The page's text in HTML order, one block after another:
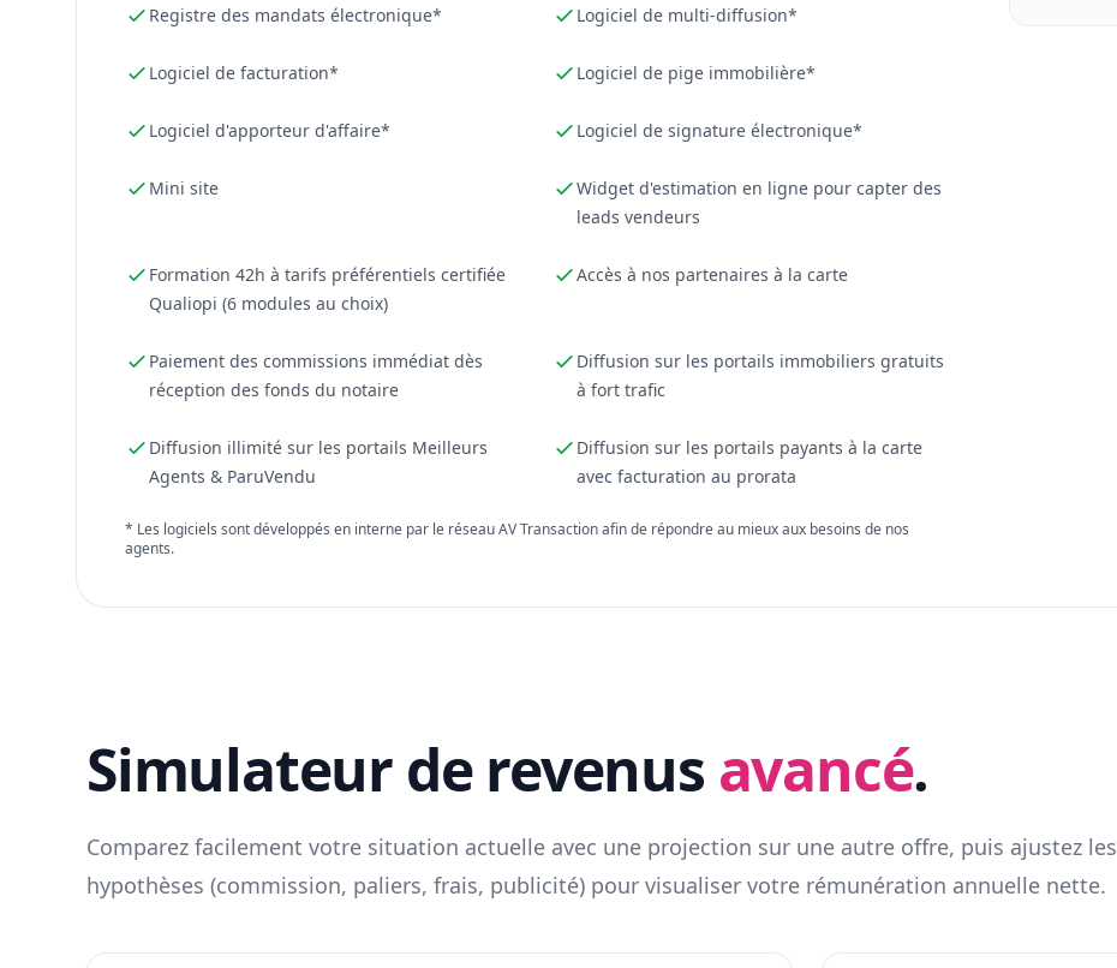
Registre des mandats électronique* Logiciel de multi-diffusion*
Logiciel de facturation* Logiciel de pige immobilière*
Logiciel d'apporteur d'affaire* Logiciel de signature électronique*
Mini site
Widget d'estimation en ligne pour capter des
leads vendeurs
Formation 42h à tarifs préférentiels certifiée
Qualiopi (6 modules au choix)
Accès à nos partenaires à la carte
Paiement des commissions immédiat dès
réception des fonds du notaire
Diffusion sur les portails immobiliers gratuits
à fort trafic
Diffusion illimité sur les portails Meilleurs
Agents & ParuVendu
Diffusion sur les portails payants à la carte
avec facturation au prorata
* Les logiciels sont développés en interne par le réseau AV Transaction afin de répondre au mieux aux besoins de nos
agents.
Simulateur de revenus avancé.
Comparez facilement votre situation actuelle avec une projection sur une autre offre, puis ajustez les
hypothèses (commission, paliers, frais, publicité) pour visualiser votre rémunération annuelle nette.